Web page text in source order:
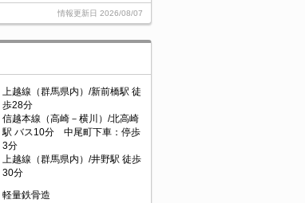
情報更新日 2026/08/07
上越線（群馬県内）/新前橋駅 徒
歩28分
信越本線（高崎－横川）/北高崎
駅 バス10分 中尾町下車：停歩
3分
上越線（群馬県内）/井野駅 徒歩
30分
軽量鉄骨造